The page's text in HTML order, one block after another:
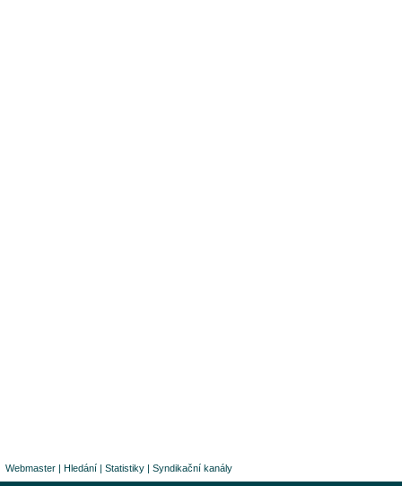
Webmaster | Hledání | Statistiky | Syndikační kanály